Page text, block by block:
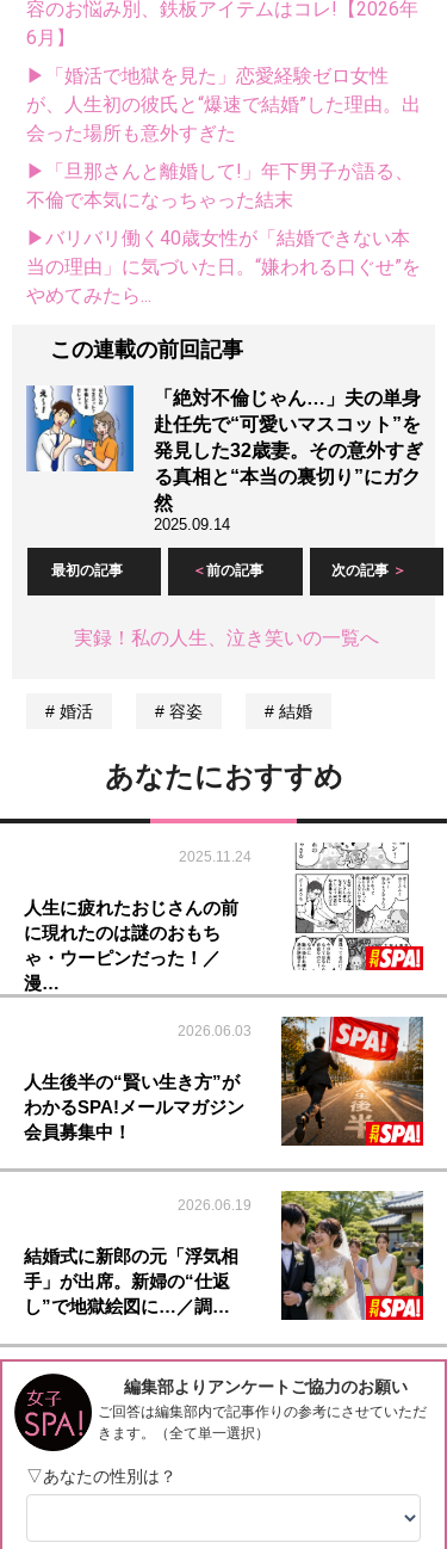
容のお悩み別、鉄板アイテムはコレ!【2026年
6月】
▶「婚活で地獄を見た」恋愛経験ゼロ女性
が、人生初の彼氏と“爆速で結婚”した理由。出
会った場所も意外すぎた
▶「旦那さんと離婚して!」年下男子が語る、
不倫で本気になっちゃった結末
▶バリバリ働く40歳女性が「結婚できない本
当の理由」に気づいた日。“嫌われる口ぐせ”を
やめてみたら...
この連載の前回記事
「絶対不倫じゃん…」夫の単身
赴任先で“可愛いマスコット”を
発見した32歳妻。その意外すぎ
る真相と“本当の裏切り”にガク
然
2025.09.14
最初の記事 前の記事 次の記事
実録！私の人生、泣き笑いの一覧へ
婚活 容姿 結婚
あなたにおすすめ
2025.11.24
人生に疲れたおじさんの前
に現れたのは謎のおもち
ゃ・ウーピンだった！／
漫…
2026.06.03
人生後半の“賢い生き方”が
わかるSPA!メールマガジン
会員募集中！
2026.06.19
結婚式に新郎の元「浮気相
手」が出席。新婦の“仕返
し”で地獄絵図に…／調…